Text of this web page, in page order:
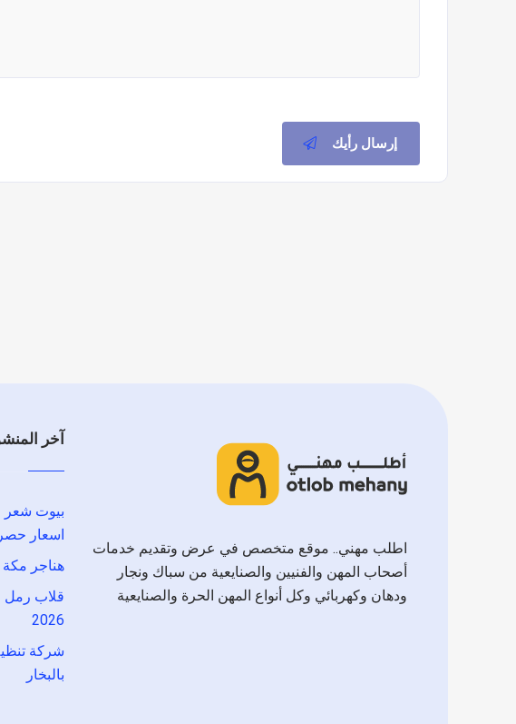
إرسال رأيك
اطلب مهني.. موقع متخصص في عرض وتقديم خدمات
أصحاب المهن والفنيين والصنايعية من سباك ونجار
ودهان وكهربائي وكل أنواع المهن الحرة والصنايعية
آخر
بيوت شعر
اسعار
هناجر مكة
قلاب رمل
2026
بالبخار